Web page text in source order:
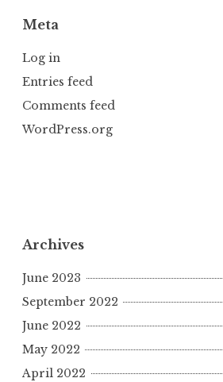
Meta
Log in
Entries feed
Comments feed
WordPress.org
Archives
June 2023
September 2022
June 2022
May 2022
April 2022